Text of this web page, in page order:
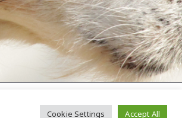
Cookie Settings Accept All